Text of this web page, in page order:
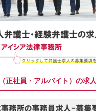
正社員・アルバイト）の求人